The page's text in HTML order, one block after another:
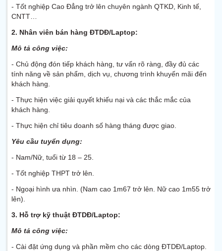
- Tốt nghiệp Cao Đẳng trở lên chuyên ngành QTKD, Kinh tế,
CNTT…
2. Nhân viên bán hàng ĐTDĐ/Laptop:
Mô tả công việc:
- Chủ động đón tiếp khách hàng, tư vấn rõ ràng, đầy đủ các
tính năng về sản phẩm, dịch vụ, chương trình khuyến mãi đến
khách hàng.
- Thực hiện việc giải quyết khiếu nại và các thắc mắc của
khách hàng.
- Thực hiện chỉ tiêu doanh số hàng tháng được giao.
Yêu cầu tuyển dụng:
- Nam/Nữ, tuổi từ 18 – 25.
- Tốt nghiệp THPT trở lên.
- Ngoại hình ưa nhìn. (Nam cao 1m67 trở lên. Nữ cao 1m55 trở
lên).
3. Hỗ trợ kỹ thuật ĐTDĐ/Laptop:
Mô tả công việc:
- Cài đặt ứng dụng và phần mềm cho các dòng ĐTDĐ/Laptop.